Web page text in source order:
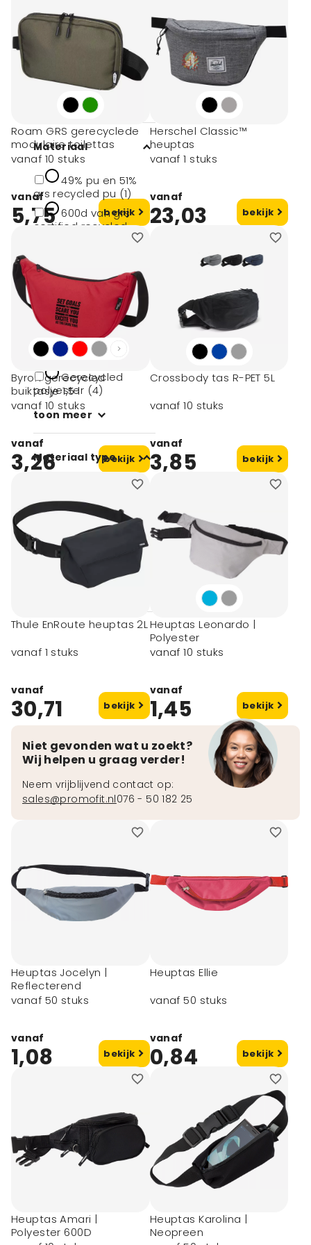
# Geen maat (11)
27x7x16 cm (1)
35,5x14 cm (2)
38x12x13cm (1)
Materiaal
49% pu en 51%
grs recycled pu (1)
600d van grs
certified recycled
gecertificeerd
gerecycled polyester
900d van grs-
gecertificeerd
gerecycled polyester
(2)
Gerecycled
polyester (4)
toon meer
Materiaal type
PET (2)
Polyester (4)
PU (2)
PET-PVC (1)
Roam GRS gerecyclede
modulaire toilettas
vanaf 10 stuks
vanaf
5,75 bekijk
Herschel Classic™
heuptas
vanaf 1 stuks
vanaf
23,03 bekijk
Byron gerecycled
buiktasje 1,5 l
vanaf 10 stuks
vanaf
3,26 bekijk
Crossbody tas R-PET 5L
vanaf 10 stuks
vanaf
3,85 bekijk
Thule EnRoute heuptas 2L
vanaf 1 stuks
vanaf
30,71 bekijk
Heuptas Leonardo |
Polyester
vanaf 10 stuks
vanaf
1,45 bekijk
Niet gevonden wat u zoekt?
Wij helpen u graag verder!
Neem vrijblijvend contact op:
sales@promofit.nl076 - 50 182 25
Heuptas Jocelyn |
Reflecterend
vanaf 50 stuks
vanaf
1,08 bekijk
Heuptas Ellie
vanaf 50 stuks
vanaf
0,84 bekijk
Heuptas Amari |
Polyester 600D
Heuptas Karolina |
Neopreen